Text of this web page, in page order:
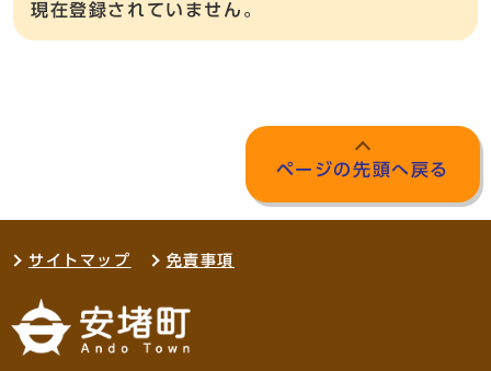
現在登録されていません。
ページの先頭へ戻る
サイトマップ 免責事項